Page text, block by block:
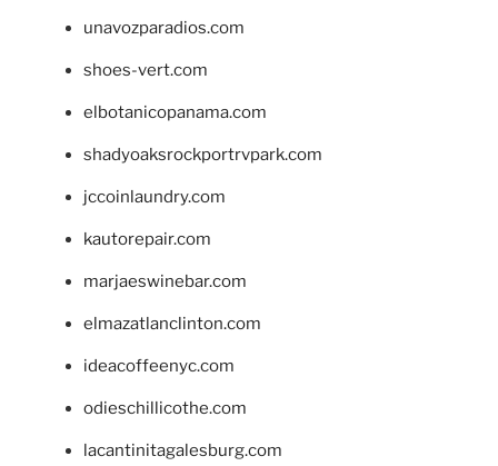
unavozparadios.com
shoes-vert.com
elbotanicopanama.com
shadyoaksrockportrvpark.com
jccoinlaundry.com
kautorepair.com
marjaeswinebar.com
elmazatlanclinton.com
ideacoffeenyc.com
odieschillicothe.com
lacantinitagalesburg.com